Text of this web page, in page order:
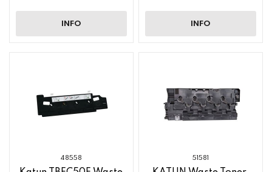
INFO INFO
48558 51581